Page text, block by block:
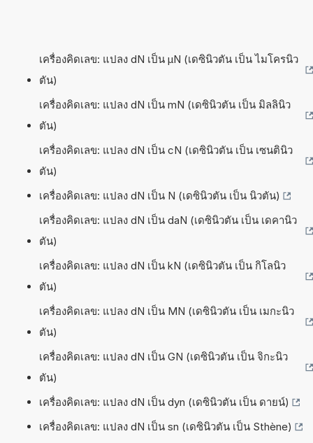
เครื่องคิดเลข: แปลง dN เป็น µN (เดซินิวตัน เป็น ไมโครนิว
ตัน)
เครื่องคิดเลข: แปลง dN เป็น mN (เดซินิวตัน เป็น มิลลินิว
ตัน)
เครื่องคิดเลข: แปลง dN เป็น cN (เดซินิวตัน เป็น เซนตินิว
ตัน)
เครื่องคิดเลข: แปลง dN เป็น N (เดซินิวตัน เป็น นิวตัน)
เครื่องคิดเลข: แปลง dN เป็น daN (เดซินิวตัน เป็น เดคานิว
ตัน)
เครื่องคิดเลข: แปลง dN เป็น kN (เดซินิวตัน เป็น กิโลนิว
ตัน)
เครื่องคิดเลข: แปลง dN เป็น MN (เดซินิวตัน เป็น เมกะนิว
ตัน)
เครื่องคิดเลข: แปลง dN เป็น GN (เดซินิวตัน เป็น จิกะนิว
ตัน)
เครื่องคิดเลข: แปลง dN เป็น dyn (เดซินิวตัน เป็น ดายน์)
เครื่องคิดเลข: แปลง dN เป็น sn (เดซินิวตัน เป็น Sthène)